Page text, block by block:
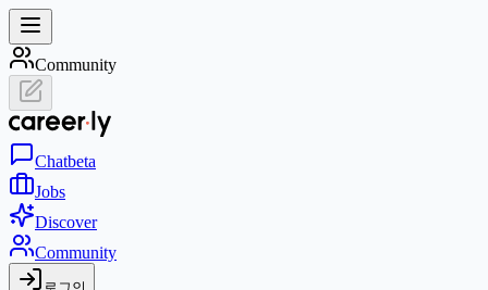
Community
Chatbeta
Jobs
Discover
Community